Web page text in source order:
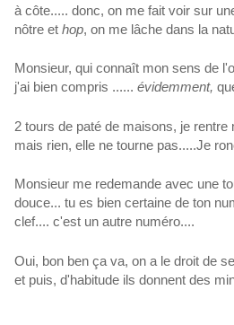
à côte..... donc, on me fait voir sur
nôtre et hop, on me lâche dans la
Monsieur, qui connaît mon sens de
j'ai bien compris ...... évidemment,
2 tours de paté de maisons, je rentre
mais rien, elle ne tourne pas.....Je
Monsieur me redemande avec une
douce... tu es bien certaine de ton
clef.... c'est un autre numéro....
Oui, bon ben ça va, on a le droit de
et puis, d'habitude ils donnent des